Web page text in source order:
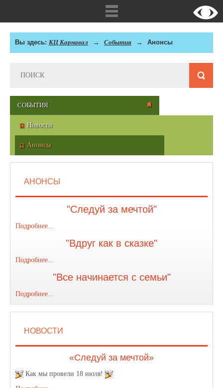
Вы здесь: КЦ Карнавал События Анонсы
СОБЫТИЯ
Новости
Анонсы
АНОНСЫ
"Следуй за мечтой"
Подробнее...
"Вдруг как в сказке"
Подробнее...
"Все начинается с семьи"
Подробнее...
НОВОСТИ
«Следуй за мечтой»
Как мы провели 18 июля!